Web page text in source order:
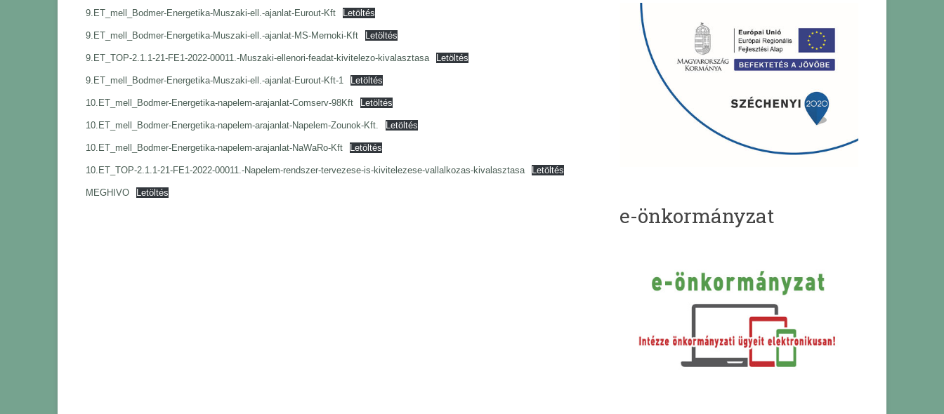
9.ET_mell_Bodmer-Energetika-Muszaki-ell.-ajanlat-Eurout-Kft Letöltés
9.ET_mell_Bodmer-Energetika-Muszaki-ell.-ajanlat-MS-Mernoki-Kft Letöltés
9.ET_TOP-2.1.1-21-FE1-2022-00011.-Muszaki-ellenori-feadat-kivitelezo-kivalasztasa Letöltés
9.ET_mell_Bodmer-Energetika-Muszaki-ell.-ajanlat-Eurout-Kft-1 Letöltés
10.ET_mell_Bodmer-Energetika-napelem-arajanlat-Comserv-98Kft Letöltés
10.ET_mell_Bodmer-Energetika-napelem-arajanlat-Napelem-Zounok-Kft. Letöltés
10.ET_mell_Bodmer-Energetika-napelem-arajanlat-NaWaRo-Kft Letöltés
10.ET_TOP-2.1.1-21-FE1-2022-00011.-Napelem-rendszer-tervezese-is-kivitelezese-vallalkozas-kivalasztasa Letöltés
MEGHIVO Letöltés
e-önkormányzat